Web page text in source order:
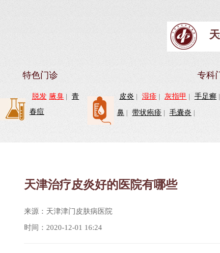
特色门诊
脱发 腋臭 |
青
春痘
专科
皮炎 | 湿疹 | 灰指甲 | 手足癣
鼻 | 带状疱疹 | 毛囊炎 |
天津治疗皮炎好的医院有哪些
来源：天津津门皮肤病医院
时间：2020-12-01 16:24